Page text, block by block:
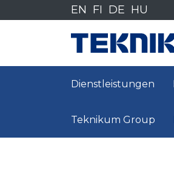
sisältöön
EN FI DE HU
Dienstleistungen
Teknikum Group